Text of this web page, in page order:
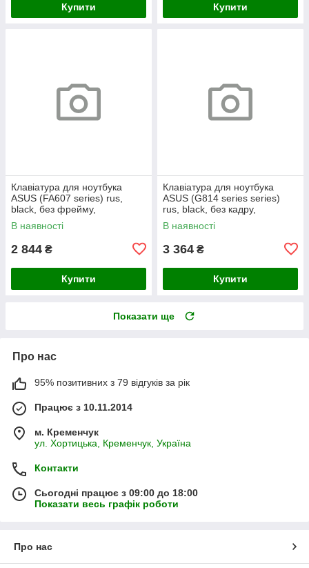
Купити Купити
Клавіатура для ноутбука
ASUS (FA607 series) rus,
black, без фрейму,
підсвічування клавіш (RGB)
В наявності
2 844 ₴
Купити
Клавіатура для ноутбука
ASUS (G814 series series)
rus, black, без кадру,
підсвічування клавіш (RGB 4)
В наявності
3 364 ₴
Купити
Показати ще
Про нас
95% позитивних з 79 відгуків за рік
Працює з 10.11.2014
м. Кременчук
ул. Хортицька, Кременчук, Україна
Контакти
Сьогодні працює з 09:00 до 18:00
Показати весь графік роботи
Про нас